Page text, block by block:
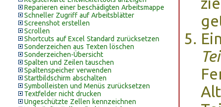
Reparieren einer beschädigten Arbeitsmappe
Schneller Zugriff auf Arbeitsblätter
Screenshot erstellen
Scrollen
Shortcuts auf Excel Standard zurücksetzen
Sonderzeichen aus Texten löschen
Sonderzeichen-Übersicht
Spalten und Zeilen tauschen
Spaltenspeicher verwenden
Startbildschirm abschalten
Symbolleisten und Menüs zurücksetzen
Textfelder nicht drucken
Ungeschützte Zellen kennzeichnen